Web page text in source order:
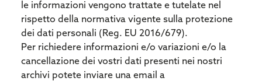
le informazioni vengono trattate e tutelate nel
rispetto della normativa vigente sulla protezione
dei dati personali (Reg. EU 2016/679).
Per richiedere informazioni e/o variazioni e/o la
cancellazione dei vostri dati presenti nei nostri
archivi potete inviare una email a